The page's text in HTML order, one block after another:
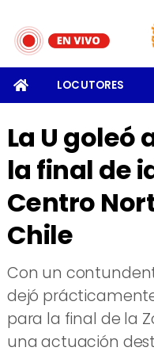
LOCUTORES
La U goleó
la final de
Centro
Chile
​Con un
dejó
para la final de la
una actuación